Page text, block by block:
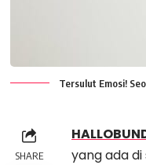
Tersulut Emosi!
SHARE
yang ada